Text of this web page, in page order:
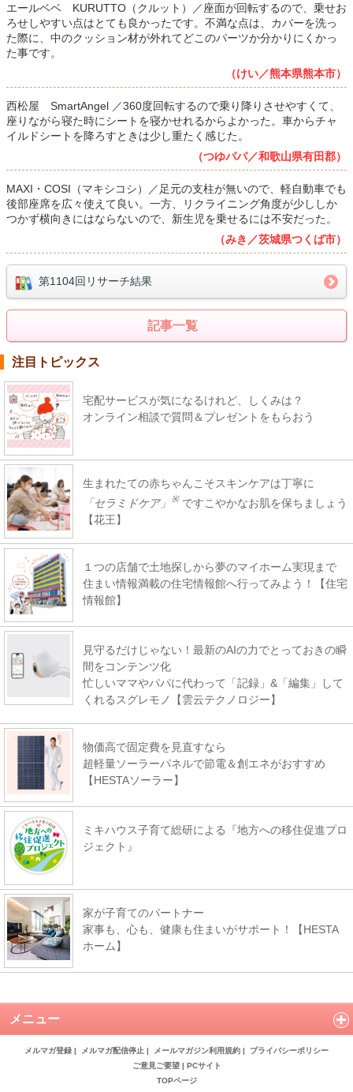
エールベベ KURUTTO（クルット）／座面が回転するので、乗せお
ろせしやすい点はとても良かったです。不満な点は、カバーを洗っ
た際に、中のクッション材が外れてどこのパーツか分かりにくかっ
た事です。
（けい／熊本県熊本市）
西松屋 SmartAngel ／360度回転するので乗り降りさせやすくて、
座りながら寝た時にシートを寝かせれるからよかった。車からチャ
イルドシートを降ろすときは少し重たく感じた。
（つゆパパ／和歌山県有田郡）
MAXI・COSI（マキシコシ）／足元の支柱が無いので、軽自動車でも
後部座席を広々使えて良い。一方、リクライニング角度が少ししか
つかず横向きにはならないので、新生児を乗せるには不安だった。
（みき／茨城県つくば市）
第1104回リサーチ結果
記事一覧
注目トピックス
宅配サービスが気になるけれど、しくみは？
オンライン相談で質問＆プレゼントをもらおう
生まれたての赤ちゃんこそスキンケアは丁寧に
「セラミドケア」
※ ですこやかなお肌を保ちましょう
【花王】
１つの店舗で土地探しから夢のマイホーム実現まで
住まい情報満載の住宅情報館へ行ってみよう！【住宅
情報館】
見守るだけじゃない！最新のAIの力でとっておきの瞬
間をコンテンツ化
忙しいママやパパに代わって「記録」&「編集」して
くれるスグレモノ【雲云テクノロジー】
物価高で固定費を見直すなら
超軽量ソーラーパネルで節電＆創エネがおすすめ
【HESTAソーラー】
ミキハウス子育て総研による『地方への移住促進プロ
ジェクト』
家が子育てのパートナー
家事も、心も、健康も住まいがサポート！【HESTA
ホーム】
メニュー
メルマガ登録 | メルマガ配信停止 | メールマガジン利用規約 | プライバシーポリシー
ご意見ご要望| PCサイト
TOPページ